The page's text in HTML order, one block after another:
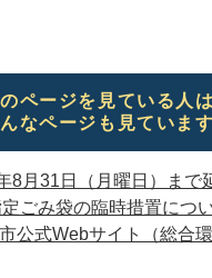
ページを見ている人は
なページも見ています
8月31日（月曜日）まで
ごみ袋の臨時措置につ
公式Webサイト（総合環